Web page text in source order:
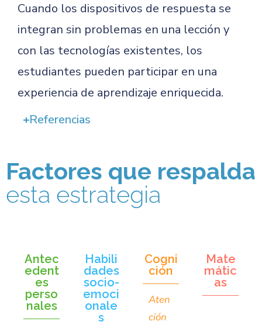
Cuando los dispositivos de respuesta se
integran sin problemas en una lección y
con las tecnologías existentes, los
estudiantes pueden participar en una
experiencia de aprendizaje enriquecida.
Referencias
Factores que respalda
esta estrategia
Antec
edent
es
perso
nales
Habili
dades
socio-
emoci
onale
s
Cogni
ción
Aten
ción
Mate
mátic
as